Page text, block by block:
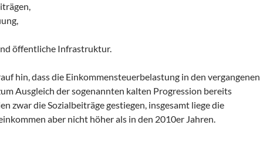
öffentliche Infrastruktur.
hin, dass die Einkommensteuerbelastung in den vergangenen
Ausgleich der sogenannten kalten Progression bereits
zwar die Sozialbeiträge gestiegen, insgesamt liege die
aber nicht höher als in den 2010er Jahren.